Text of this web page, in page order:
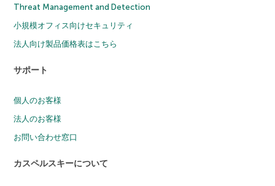
Threat Management and Detection
小規模オフィス向けセキュリティ
法人向け製品価格表はこちら
サポート
個人のお客様
法人のお客様
お問い合わせ窓口
カスペルスキーについて